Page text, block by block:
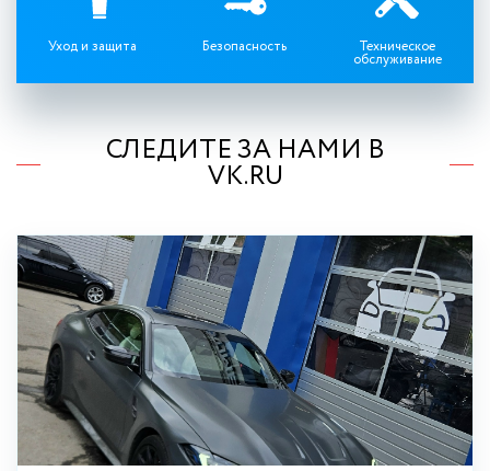
Уход и защита Безопасность Техническое
обслуживание
СЛЕДИТЕ ЗА НАМИ В
VK.RU